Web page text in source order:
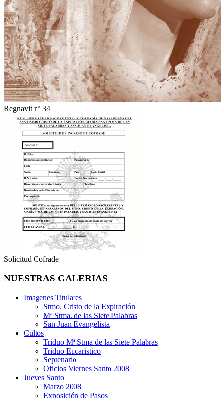
Regnavit nº 34
Solicitud Cofrade
NUESTRAS GALERIAS
Imagenes Titulares
Stmo. Cristo de la Expiración
Mª Stma. de las Siete Palabras
San Juan Evangelista
Cultos
Triduo Mª Stma de las Siete Palabras
Triduo Eucaristico
Septenario
Oficios Viernes Santo 2008
Jueves Santo
Marzo 2008
Exposición de Pasos